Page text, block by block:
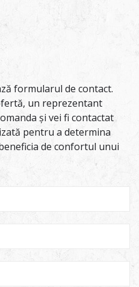
formularul de contact.
un reprezentant
și vei fi contactat
pentru a determina
de confortul unui